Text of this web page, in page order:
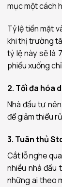
mục một cách
Tỷ lệ tiền mặt
khi thị trường
tỷ lệ này sẽ là
phiếu xuống
2. Tối đa hóa
Nhà đầu tư
để giảm thiểu
3. Tuân thủ
Cắt lỗ nghe
nhiều nhà đầu
những ai theo